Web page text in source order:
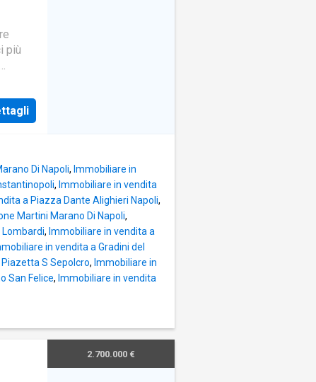
più
•
•
oro
Di Napoli, Immobiliare in
, Immobiliare in vendita
a Piazza Dante Alighieri Napoli,
Martini Marano Di Napoli,
Lombardi, Immobiliare in vendita a
in vendita a Gradini del
S Sepolcro, Immobiliare in
San Felice, Immobiliare in vendita
2.700.000 €